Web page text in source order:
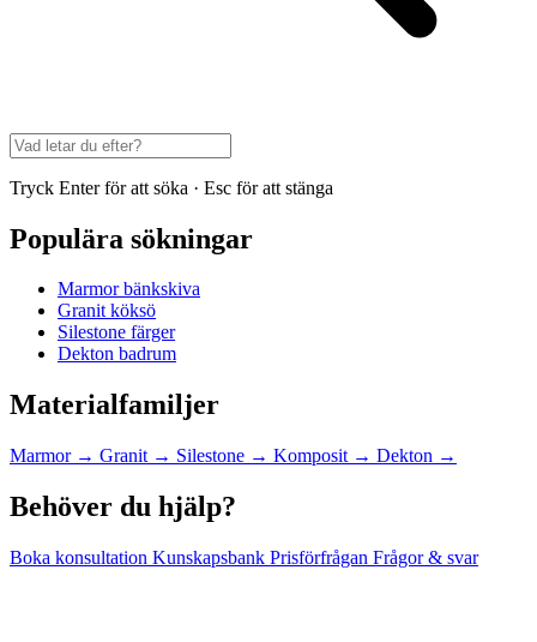
Tryck Enter för att söka · Esc för att stänga
Populära sökningar
Marmor bänkskiva
Granit köksö
Silestone färger
Dekton badrum
Materialfamiljer
Marmor → Granit → Silestone → Komposit → Dekton →
Behöver du hjälp?
Boka konsultation Kunskapsbank Prisförfrågan Frågor & svar